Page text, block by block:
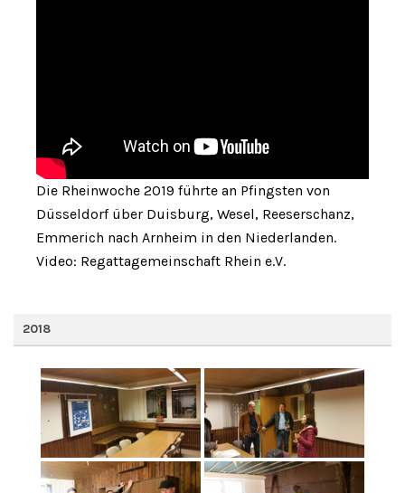
Die Rheinwoche 2019 führte an Pfingsten von
Düsseldorf über Duisburg, Wesel, Reeserschanz,
Emmerich nach Arnheim in den Niederlanden.
Video: Regattagemeinschaft Rhein e.V.
2018